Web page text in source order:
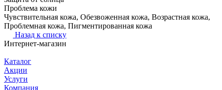
Проблема кожи
Чувствительная кожа, Обезвоженная кожа, Возрастная кожа,
Проблемная кожа, Пигментированная кожа
Назад к списку
Интернет-магазин
Каталог
Акции
Услуги
Компания